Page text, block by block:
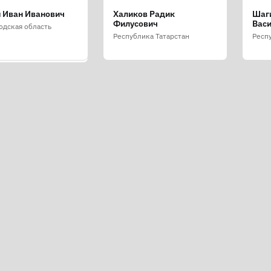
Илья Сергеевич
область
Иванович
область
Халиков Радик
Филусович
Республика Татарстан